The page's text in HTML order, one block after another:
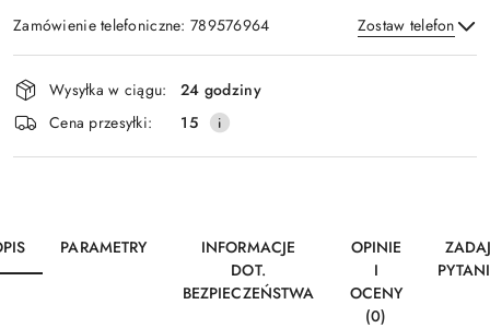
Zamówienie telefoniczne: 789576964 Zostaw telefon
Wyślij
Dostępność
i
dostawa
Wysyłka w ciągu:
24 godziny
Cena przesyłki:
15
PARAMETRY
INFORMACJE
DOT.
BEZPIECZEŃSTWA
OPINIE
I
OCENY
(0)